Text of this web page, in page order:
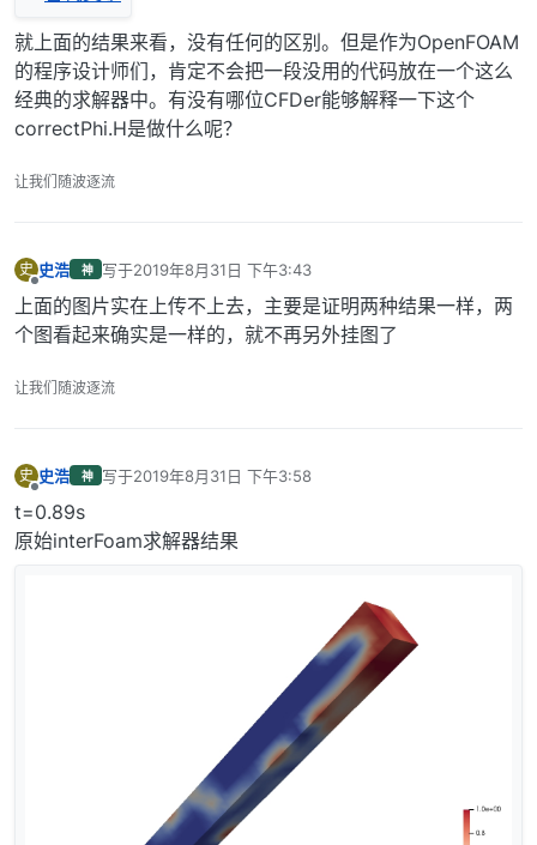
if (checkMeshCourantNo)
                    {
#include
                    }
                }
        }
就上面的结果来看，没有任何的区别。但是作为OpenFOAM
的程序设计师们，肯定不会把一段没用的代码放在一个这么
经典的求解器中。有没有哪位CFDer能够解释一下这个
correctPhi.H是做什么呢？
让我们随波逐流
史
离线
史浩 神 写于2019年8月31日 下午3:43
最后由 编辑
上面的图片实在上传不上去，主要是证明两种结果一样，两
个图看起来确实是一样的，就不再另外挂图了
让我们随波逐流
史 史浩 神 写于2019年8月31日 下午3:58
最后由 编辑
t=0.89s
原始interFoam求解器结果